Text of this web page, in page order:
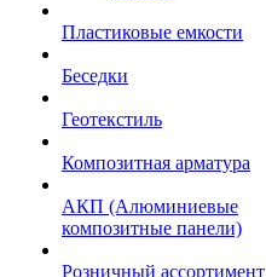
Пластиковые емкости
Беседки
Геотекстиль
Композитная арматура
АКП (Алюминиевые
композитные панели)
Розничный ассортимент